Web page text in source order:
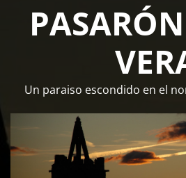
Un paraiso escondido en el